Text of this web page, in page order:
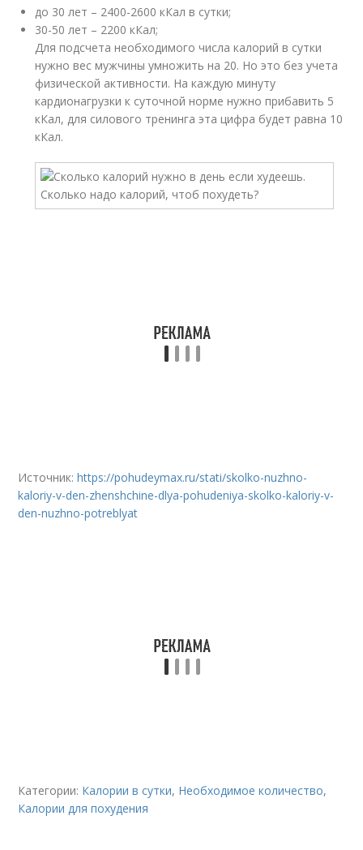
до 30 лет – 2400-2600 кКал в сутки;
30-50 лет – 2200 кКал;
Для подсчета необходимого числа калорий в сутки
нужно вес мужчины умножить на 20. Но это без учета
физической активности. На каждую минуту
кардионагрузки к суточной норме нужно прибавить 5
кКал, для силового тренинга эта цифра будет равна 10
кКал.
Источник:https://pohudeymax.ru/stati/skolko-nuzhno-
kaloriy-v-den-zhenshchine-dlya-pohudeniya-skolko-kaloriy-v-
den-nuzhno-potreblyat
Категории: Калории в сутки, Необходимое количество,
Калории для похудения